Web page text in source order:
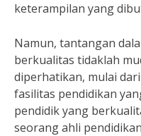
keterampilan yang
Namun, tantangan
berkualitas tidaklah
diperhatikan, mulai
fasilitas pendidikan
pendidik yang
seorang ahli